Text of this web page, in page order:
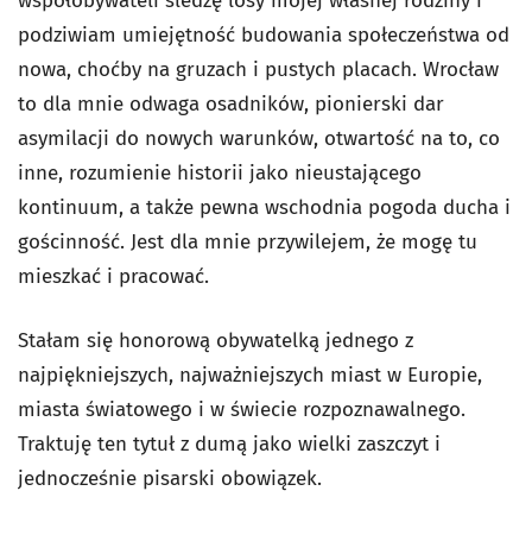
podziwiam umiejętność budowania społeczeństwa od
nowa, choćby na gruzach i pustych placach. Wrocław
to dla mnie odwaga osadników, pionierski dar
asymilacji do nowych warunków, otwartość na to, co
inne, rozumienie historii jako nieustającego
kontinuum, a także pewna wschodnia pogoda ducha i
gościnność. Jest dla mnie przywilejem, że mogę tu
mieszkać i pracować.
Stałam się honorową obywatelką jednego z
najpiękniejszych, najważniejszych miast w Europie,
miasta światowego i w świecie rozpoznawalnego.
Traktuję ten tytuł z dumą jako wielki zaszczyt i
jednocześnie pisarski obowiązek.